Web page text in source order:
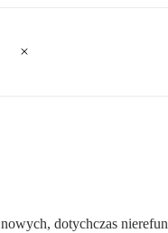
dotychczas